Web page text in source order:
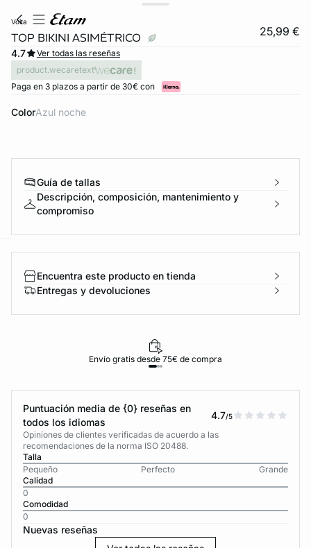
volta
TOP BIKINI ASIMÉTRICO 25,99 €
4.7
Ver todas las reseñas
product.wecaretext
Paga en 3 plazos a partir de 30€ con
Color azul noche
Guía de tallas
Descripción, composición, mantenimiento y
compromiso
Encuentra este producto en tienda
Entregas y devoluciones
Envío gratis desde 75€ de compra
Puntuación media de {0} reseñas en
todos los idiomas
4.7/5
Opiniones de clientes verificadas de acuerdo a las
recomendaciones de la norma ISO 20488.
Talla
Pequeño
Perfecto
Grande
Calidad
0
Comodidad
0
Nuevas reseñas